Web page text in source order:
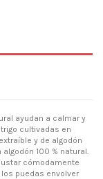
ayudan a calmar y
cultivadas en
y de algodón
100 % natural.
cómodamente
puedas envolver